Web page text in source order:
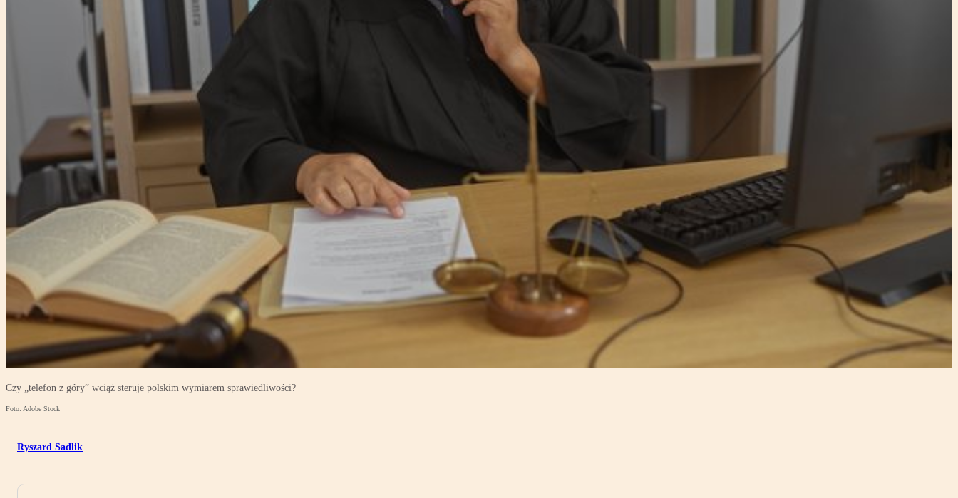
Czy „telefon z góry” wciąż steruje polskim wymiarem sprawiedliwości?
Foto: Adobe Stock
Ryszard Sadlik